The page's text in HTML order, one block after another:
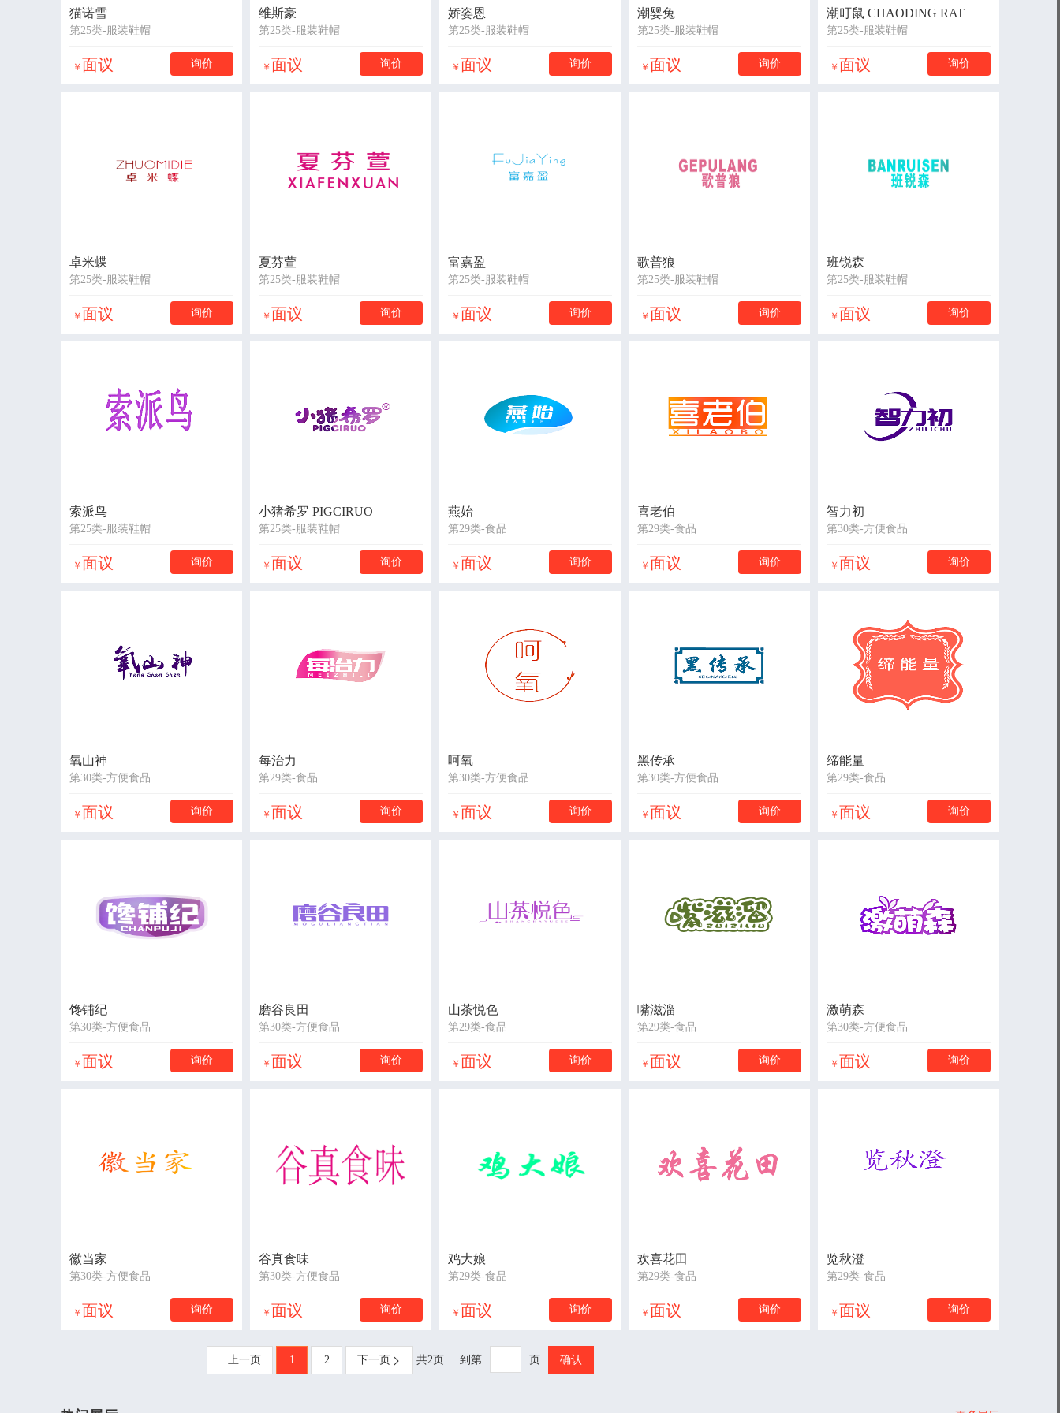
猫诺雪
第25类-服装鞋帽
￥ 面议 询价
维斯豪
第25类-服装鞋帽
￥ 面议 询价
娇姿恩
第25类-服装鞋帽
￥ 面议 询价
潮婴兔
第25类-服装鞋帽
￥ 面议 询价
潮叮鼠 CHAODING RAT
第25类-服装鞋帽
￥ 面议 询价
卓米蝶
第25类-服装鞋帽
￥ 面议 询价
夏芬萱
第25类-服装鞋帽
￥ 面议 询价
富嘉盈
第25类-服装鞋帽
￥ 面议 询价
歌普狼
第25类-服装鞋帽
￥ 面议 询价
班锐森
第25类-服装鞋帽
￥ 面议 询价
索派鸟
第25类-服装鞋帽
￥ 面议 询价
小猪希罗 PIGCIRUO
第25类-服装鞋帽
￥ 面议 询价
燕始
第29类-食品
￥ 面议 询价
喜老伯
第29类-食品
￥ 面议 询价
智力初
第30类-方便食品
￥ 面议 询价
氧山神
第30类-方便食品
￥ 面议 询价
每治力
第29类-食品
￥ 面议 询价
呵氧
第30类-方便食品
￥ 面议 询价
黑传承
第30类-方便食品
￥ 面议 询价
缔能量
第29类-食品
￥ 面议 询价
馋铺纪
第30类-方便食品
￥ 面议 询价
磨谷良田
第30类-方便食品
￥ 面议 询价
山茶悦色
第29类-食品
￥ 面议 询价
嘴滋溜
第29类-食品
￥ 面议 询价
激萌森
第30类-方便食品
￥ 面议 询价
徽当家
第30类-方便食品
￥ 面议 询价
谷真食味
第30类-方便食品
￥ 面议 询价
鸡大娘
第29类-食品
￥ 面议 询价
欢喜花田
第29类-食品
￥ 面议 询价
览秋澄
第29类-食品
￥ 面议 询价
上一页 1 2 下一页  共2页 到第 页 确认